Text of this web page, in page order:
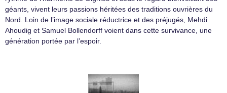
géants, vivent leurs passions héritées des traditions ouvrières du
Nord. Loin de l’image sociale réductrice et des préjugés, Mehdi
Ahoudig et Samuel Bollendorff voient dans cette survivance, une
génération portée par l’espoir.